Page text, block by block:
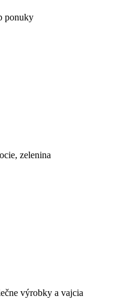
ponuky
zelenina
výrobky a vajcia